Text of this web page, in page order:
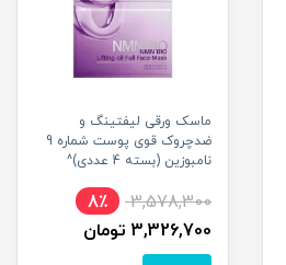
ماسک ورقی لیفتینگ و
ضدچروک قوی پوست شماره 9
نامبوزین (بسته 4 عددی)^
3,578,300
8٪
3,326,700 تومان